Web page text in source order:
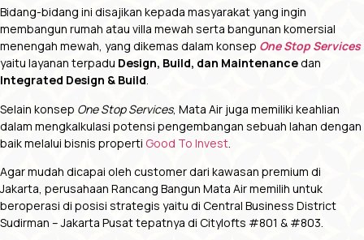
Bidang-bidang ini disajikan kepada masyarakat yang ingin
membangun rumah atau villa mewah serta bangunan komersial
menengah mewah, yang dikemas dalam konsep One Stop Services
yaitu layanan terpadu Design, Build, dan Maintenancedan
Integrated Design & Build.
Selain konsep One Stop Services, Mata Air juga memiliki keahlian
dalam mengkalkulasi potensi pengembangan sebuah lahan dengan
baik melalui bisnis properti Good To Invest
Agar mudah dicapai oleh customer dari kawasan premium di
Jakarta, perusahaan Rancang Bangun Mata Air memilih untuk
beroperasi di posisi strategis yaitu di Central Business District
Sudirman – Jakarta Pusat tepatnya di Citylofts #801 & #803.